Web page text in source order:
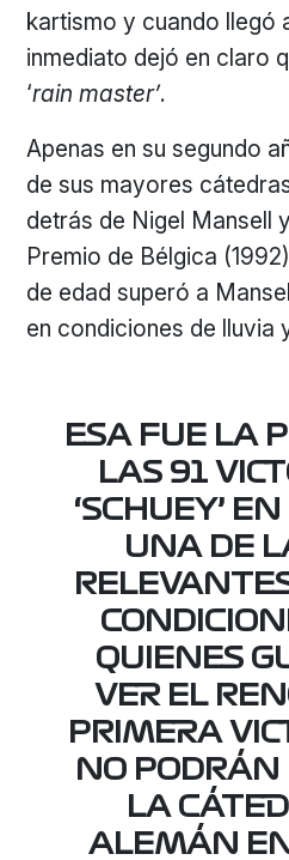
kartismo y cuando llegó
inmediato dejó en claro
‘rain master’.
Apenas en su segundo
de sus mayores
detrás de Nigel Mansell
Premio de Bélgica
de edad superó a
en condiciones de lluvia
ESA FUE LA
LAS 91
‘SCHUEY’
UNA DE
QUIENES
VER EL
PRIMERA
NO PODRÁN
LA
ALEMÁN